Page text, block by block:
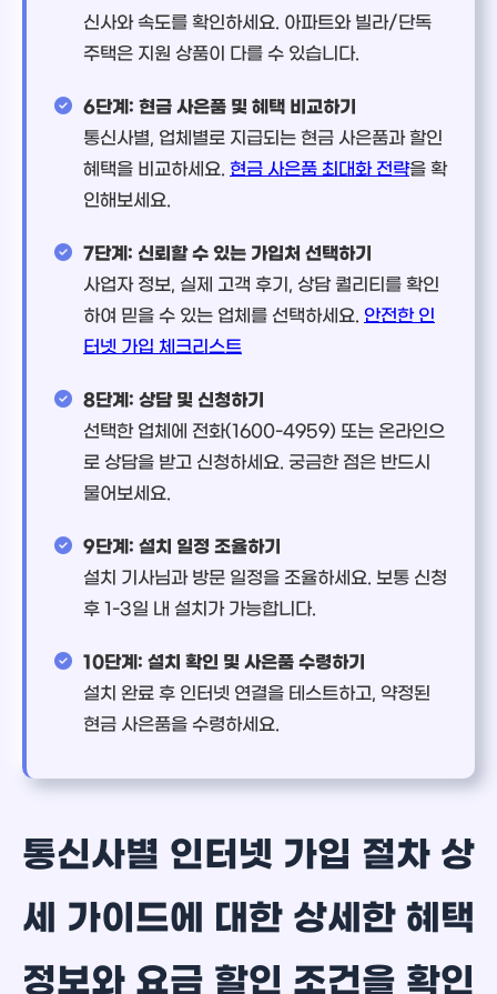
신사와 속도를 확인하세요. 아파트와 빌라/단독
주택은 지원 상품이 다를 수 있습니다.
6단계: 현금 사은품 및 혜택 비교하기
통신사별, 업체별로 지급되는 현금 사은품과 할인
혜택을 비교하세요. 현금 사은품 최대화 전략을 확
인해보세요.
7단계: 신뢰할 수 있는 가입처 선택하기
사업자 정보, 실제 고객 후기, 상담 퀄리티를 확인
하여 믿을 수 있는 업체를 선택하세요. 안전한 인
터넷 가입 체크리스트
8단계: 상담 및 신청하기
선택한 업체에 전화(1600-4959) 또는 온라인으
로 상담을 받고 신청하세요. 궁금한 점은 반드시
물어보세요.
9단계: 설치 일정 조율하기
설치 기사님과 방문 일정을 조율하세요. 보통 신청
후 1-3일 내 설치가 가능합니다.
10단계: 설치 확인 및 사은품 수령하기
설치 완료 후 인터넷 연결을 테스트하고, 약정된
현금 사은품을 수령하세요.
통신사별 인터넷 가입 절차 상
세 가이드에 대한 상세한 혜택
정보와 요금 할인 조건을 확인